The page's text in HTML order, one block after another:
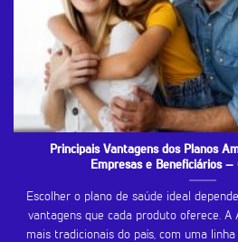
Principais Vantagens dos Planos
Empresas e Beneficiários –
Escolher o plano de saúde ideal
vantagens que cada produto oferece. A
mais tradicionais do país, com uma